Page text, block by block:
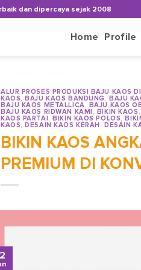
dan dipercaya sejak 2008
Home Profile
ALUR PROSES PRODUKSI BAJU KAOS
KAOS,BAJU KAOS BANDUNG,BAJU
BAJU KAOS METALLICA, BAJU KAOS
BAJU KAOS RIDWAN KAMI, BIKIN KAOS,
KAOS PARTAI,BIKIN KAOS POLOS,
KAOS,DESAIN KAOS KERAH,DESAIN
BIKIN KAOS
PREMIUM DI